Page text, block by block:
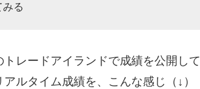
みる
レードアイランドで成績を公開して
ルタイム成績を、こんな感じ（↓）